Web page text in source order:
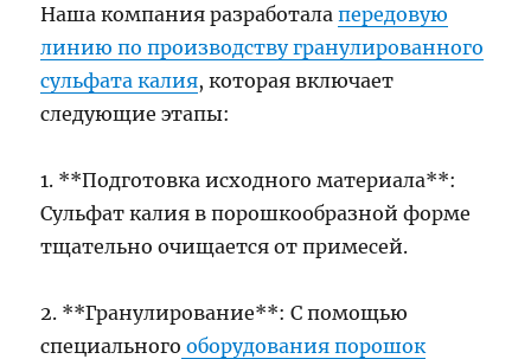
Наша компания разработалапередовую
линию по производству гранулированного
сульфата калия, которая включает
следующие этапы:
1. **Подготовка исходного материала**:
Сульфат калия в порошкообразной форме
тщательно очищается от примесей.
2. **Гранулирование**: С помощью
специального оборудования порошок